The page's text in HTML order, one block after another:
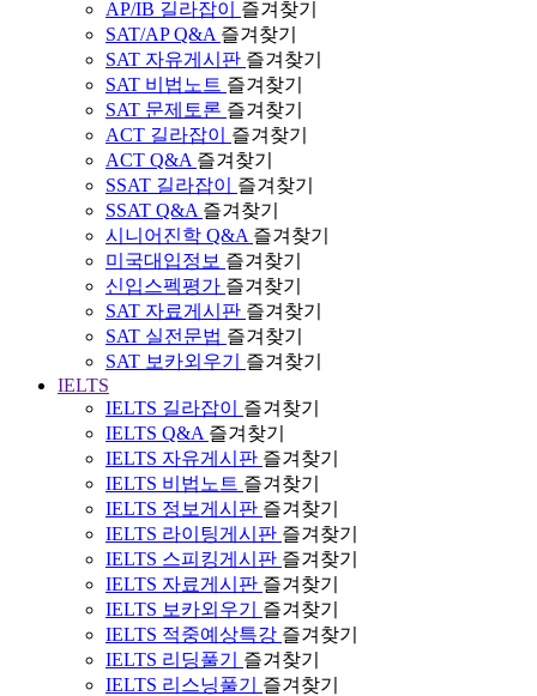
AP/IB 길라잡이
즐겨찾기
SAT/AP Q&A 즐겨찾기
SAT 자유게시판 즐겨찾기
SAT 비법노트 즐겨찾기
SAT 문제토론 즐겨찾기
ACT 길라잡이
즐겨찾기
ACT Q&A 즐겨찾기
SSAT 길라잡이
즐겨찾기
SSAT Q&A 즐겨찾기
시니어진학 Q&A 즐겨찾기
미국대입정보 즐겨찾기
신입스펙평가 즐겨찾기
SAT 자료게시판 즐겨찾기
SAT 실전문법 즐겨찾기
SAT 보카외우기
즐겨찾기
IELTS
IELTS 길라잡이
즐겨찾기
IELTS Q&A 즐겨찾기
IELTS 자유게시판 즐겨찾기
IELTS 비법노트 즐겨찾기
IELTS 정보게시판 즐겨찾기
IELTS 라이팅게시판 즐겨찾기
IELTS 스피킹게시판 즐겨찾기
IELTS 자료게시판 즐겨찾기
IELTS 보카외우기
즐겨찾기
IELTS 적중예상특강 즐겨찾기
IELTS 리딩풀기
즐겨찾기
IELTS 리스닝풀기
즐겨찾기